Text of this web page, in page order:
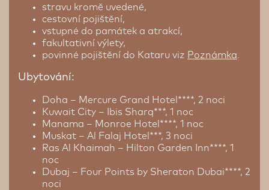
stravu kromě uvedené,
cestovní pojištění,
vstupné do památek a atrakcí,
fakultativní výlety,
povinné pojištění do Kataru viz Poznámka
Ubytování:
Doha – Mercure Grand Hotel****, 2 noci
Kuwait City – Ibis Sharq***, 1 noc
Manama – Monroe Hotel****, 1 noc
Muskat – Al Falaj Hotel***, 3 noci
Ras Al Khaimah – Hilton Garden Inn****, 1
noc
Dubaj – Four Points by Sheraton Dubai****, 2
noci